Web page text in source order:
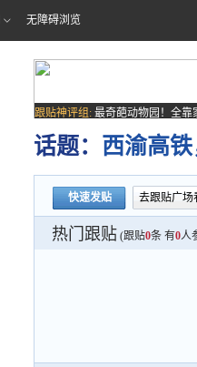
无障碍浏览
跟贴神评组: 最奇葩动物园！全靠
场子
话题： 西渝高
快速发贴 去跟贴广场
热门跟贴 (跟贴0条 有0人